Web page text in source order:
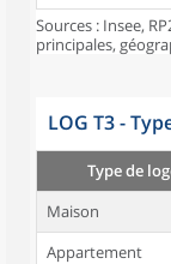
Sources : Insee,
principales,
LOG T3 -
Type de
Maison
Appartement